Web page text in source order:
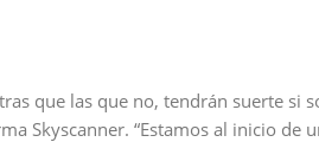
que las que no, tendrán suerte si
Skyscanner. “Estamos al inicio de